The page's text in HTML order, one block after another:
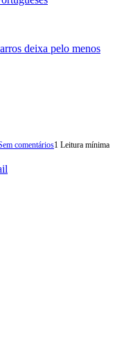
deixa pelo menos
comentários1 Leitura mínima